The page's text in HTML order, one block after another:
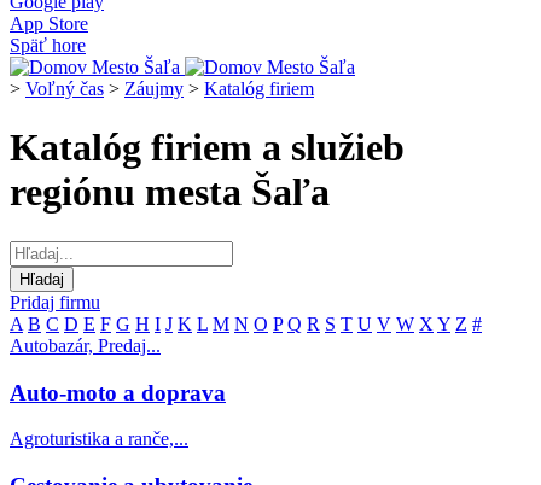
App Store
Späť hore
> Voľný čas > Záujmy > Katalóg firiem
Katalóg firiem a služieb
regiónu mesta Šaľa
Pridaj firmu
A B C D E F G H I J K L M N O P Q R S T U V W X Y Z #
Autobazár, Predaj...
Auto-moto a doprava
Agroturistika a ranče,...